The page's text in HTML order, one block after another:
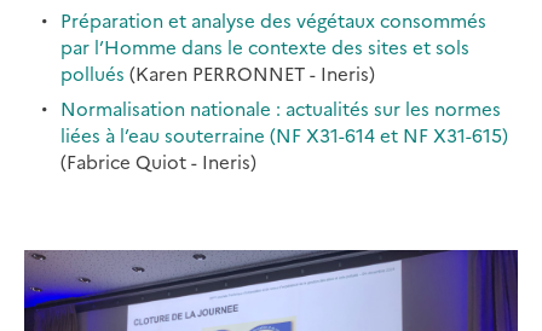
Préparation et analyse des végétaux consommés
par l’Homme dans le contexte des sites et sols
pollués (Karen PERRONNET - Ineris)
Normalisation nationale : actualités sur les normes
liées à l’eau souterraine (NF X31-614 et NF X31-615)
(Fabrice Quiot - Ineris)